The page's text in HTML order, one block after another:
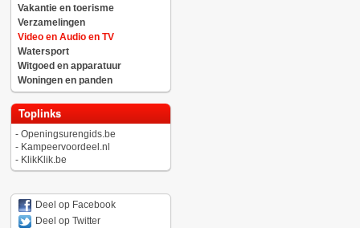
Vakantie en toerisme
Verzamelingen
Video en Audio en TV
Watersport
Witgoed en apparatuur
Woningen en panden
Toplinks
- Openingsurengids.be
- Kampeervoordeel.nl
- KlikKlik.be
Deel op Facebook
Deel op Twitter